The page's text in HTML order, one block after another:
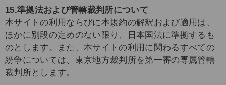
15.準拠法および管轄裁判所について
本サイトの利用ならびに本規約の解釈および適用は、
ほかに別段の定めのない限り、日本国法に準拠するも
のとします。また、本サイトの利用に関わるすべての
紛争については、東京地方裁判所を第一審の専属管轄
裁判所とします。